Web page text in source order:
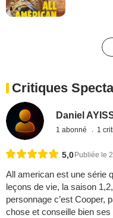
Critiques
Daniel
1 abonné 1
5,0 Publiée le
All american est une série
leçons de vie, la saison
personnage c’est Cooper,
chose et conseille bien